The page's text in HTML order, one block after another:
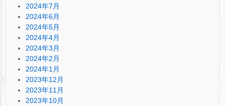
2024年7月
2024年6月
2024年5月
2024年4月
2024年3月
2024年2月
2024年1月
2023年12月
2023年11月
2023年10月